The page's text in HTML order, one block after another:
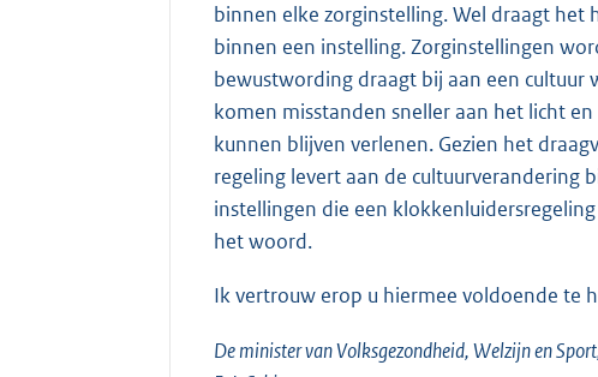
binnen elke zorginstelling. Wel draagt het
binnen een instelling. Zorginstellingen
bewustwording draagt bij aan een
komen misstanden sneller aan het licht
kunnen blijven verlenen. Gezien het
regeling levert aan de cultuurverandering
instellingen die een
het woord.
Ik vertrouw erop u hiermee voldoende te
De minister van Volksgezondheid, Welzijn en